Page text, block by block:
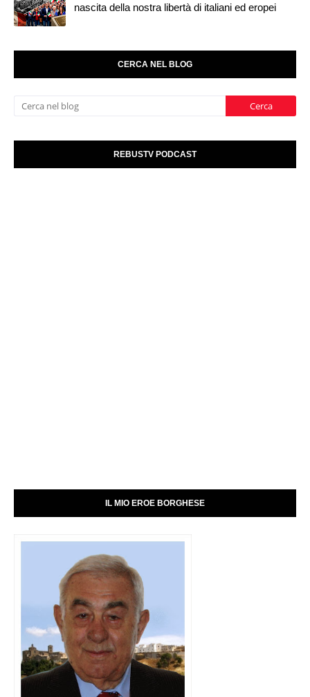
nascita della nostra libertà di italiani ed eropei
CERCA NEL BLOG
REBUSTV PODCAST
IL MIO EROE BORGHESE